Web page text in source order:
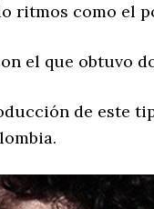
ritmos como el
el que obtuvo
de este